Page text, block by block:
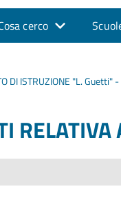
cerco
DI ISTRUZIONE "L. Guetti"
RELATIVA